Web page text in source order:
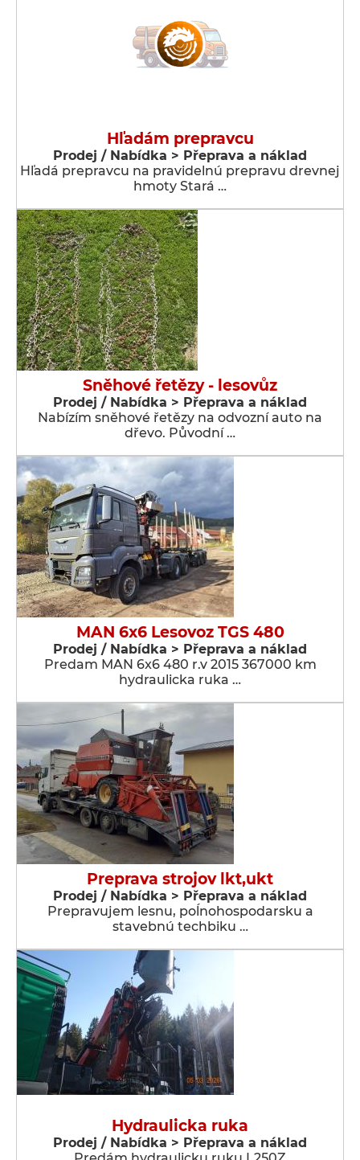
Hľadám prepravcu
Prodej / Nabídka > Přeprava a náklad
Hľadá prepravcu na pravidelnú prepravu drevnej
hmoty Stará …
Sněhové řetězy - lesovůz
Prodej / Nabídka > Přeprava a náklad
Nabízím sněhové řetězy na odvozní auto na
dřevo. Původní …
MAN 6x6 Lesovoz TGS 480
Prodej / Nabídka > Přeprava a náklad
Predam MAN 6x6 480 r.v 2015 367000 km
hydraulicka ruka …
Preprava strojov lkt,ukt
Prodej / Nabídka > Přeprava a náklad
Prepravujem lesnu, poĺnohospodarsku a
stavebnú techbiku …
Hydraulicka ruka
Prodej / Nabídka > Přeprava a náklad